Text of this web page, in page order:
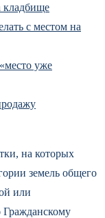
кладбище
с местом на
уже
на которых
земель общего
или
Гражданскому